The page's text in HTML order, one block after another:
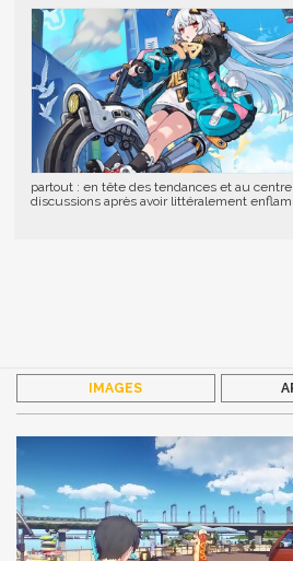
partout : en tête des tendances et au
discussions après avoir littéralement
IMAGES